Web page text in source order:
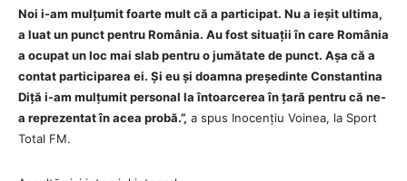
Noi i-am mulțumit foarte mult că a participat. Nu a ieșit ultima,
a luat un punct pentru România. Au fost situații în care România
a ocupat un loc mai slab pentru o jumătate de punct. Așa că a
contat participarea ei. Și eu și doamna președinte Constantina
Diță i-am mulțumit personal la întoarcerea în țară pentru că ne-
a reprezentat în acea probă.”, a spus Inocențiu Voinea, la Sport
Total FM.